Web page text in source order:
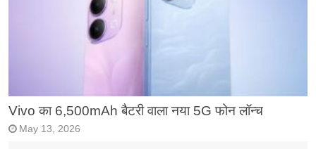
Vivo का 6,500mAh बैटरी वाला नया 5G फोन लॉन्च
May 13, 2026